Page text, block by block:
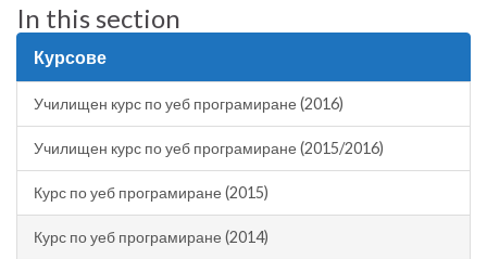
In this section
Курсове
Училищен курс по уеб програмиране (2016)
Училищен курс по уеб програмиране (2015/2016)
Курс по уеб програмиране (2015)
Курс по уеб програмиране (2014)